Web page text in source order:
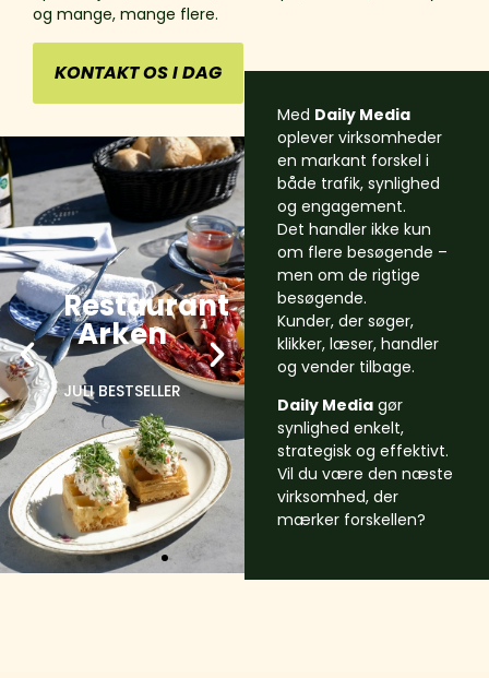
og mange, mange flere.
KONTAKT OS I DAG
Med Daily Media
oplever virksomheder
en markant forskel i
både trafik, synlighed
og engagement.
Det handler ikke kun
om flere besøgende –
men om de rigtige
besøgende.
Kunder, der søger,
klikker, læser, handler
og vender tilbage.
Daily Media gør
synlighed enkelt,
strategisk og effektivt.
Vil du være den næste
virksomhed, der
mærker forskellen?